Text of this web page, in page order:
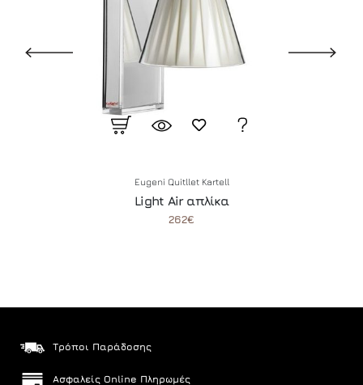
Eugeni QuitlletKartell
Light Air απλίκα
262€
Τρόποι Παράδοσης
Ασφαλείς Online Πληρωμές